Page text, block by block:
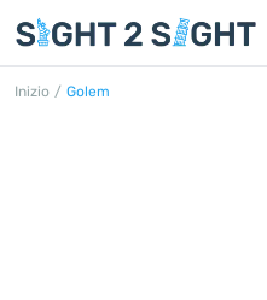
Inizio / Golem